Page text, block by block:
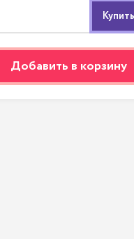
Добавить в корзину